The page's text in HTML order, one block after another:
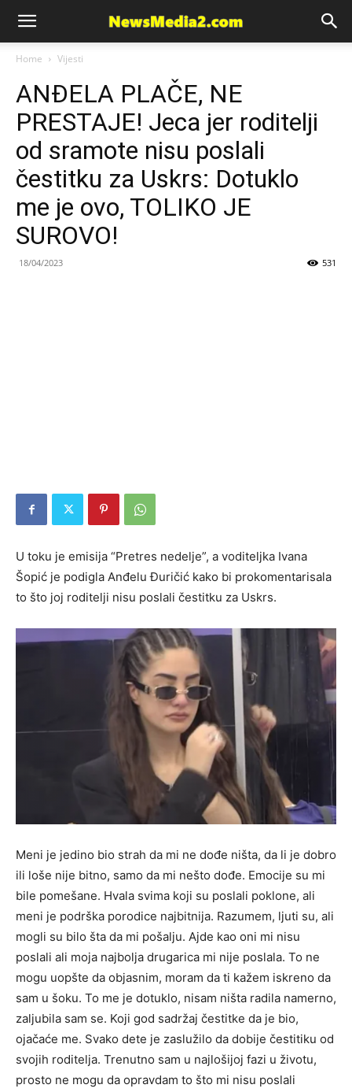
News
Media
Home Vijesti
ANĐELA PLAČE, NE
PRESTAJE! Jeca jer roditelji
od sramote nisu poslali
čestitku za Uskrs: Dotuklo
me je ovo, TOLIKO JE
SUROVO!
18/04/2023 531
U toku je emisija “Pretres nedelje”, a voditeljka Ivana
Šopić je podigla Anđelu Đuričić kako bi prokomentarisala
to što joj roditelji nisu poslali čestitku za Uskrs.
Meni je jedino bio strah da mi ne dođe ništa, da li je dobro
ili loše nije bitno, samo da mi nešto dođe. Emocije su mi
bile pomešane. Hvala svima koji su poslali poklone, ali
meni je podrška porodice najbitnija. Razumem, ljuti su, ali
mogli su bilo šta da mi pošalju. Ajde kao oni mi nisu
poslali ali moja najbolja drugarica mi nije poslala. To ne
mogu uopšte da objasnim, moram da ti kažem iskreno da
sam u šoku. To me je dotuklo, nisam ništa radila namerno,
zaljubila sam se. Koji god sadržaj čestitke da je bio,
ojačaće me. Svako dete je zaslužilo da dobije čestitiku od
svojih roditelja. Trenutno sam u najlošijoj fazi u životu,
prosto ne mogu da opravdam to što mi nisu poslali